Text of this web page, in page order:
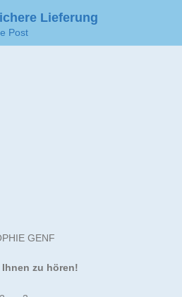
Lieferung
Post
GENF
zu hören!